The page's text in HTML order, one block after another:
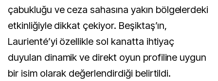
çabukluğu ve ceza sahasına yakın bölgelerdeki
etkinliğiyle dikkat çekiyor. Beşiktaş’ın,
Laurienté’yi özellikle sol kanatta ihtiyaç
duyulan dinamik ve direkt oyun profiline uygun
bir isim olarak değerlendirdiği belirtildi.